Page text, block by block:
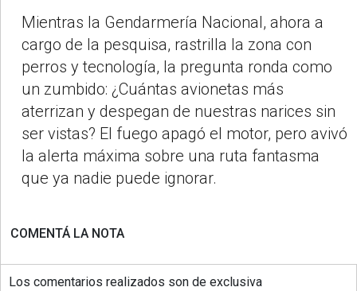
Mientras la Gendarmería Nacional, ahora a
cargo de la pesquisa, rastrilla la zona con
perros y tecnología, la pregunta ronda como
un zumbido: ¿Cuántas avionetas más
aterrizan y despegan de nuestras narices sin
ser vistas? El fuego apagó el motor, pero avivó
la alerta máxima sobre una ruta fantasma
que ya nadie puede ignorar.
COMENTÁ LA NOTA
Los comentarios realizados son de exclusiva